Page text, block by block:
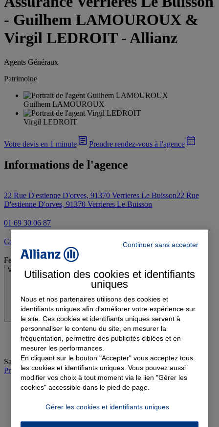
- Guilhem LAMOUROUX &
Virgil LEDROIT - Allianz
Agents Généraux
Patrimoine
Guilhem LAMOUROUX
Virgil LEDROIT
Votre devis en 1 minute Prendre rendez-vous à l'agence
Informations de l'agence
22 Rue D'estienne D'orves, 91370 Verrieres Le Buisson22 Rue
D'estienne D'orves, 91370 Verrieres Le Buisson
01 69 30 06 87
Contacter l'agence par e-mail
Fermé
Voir les horaires
Samedi: 09:30-12:30
Prendre rendez-vous à l'agence
Continuer sans accepter
Utilisation des cookies et identifiants
uniques
Nous et nos partenaires utilisons des cookies et
identifiants uniques afin d'améliorer votre expérience sur
le site. Ces cookies et identifiants uniques servent à
personnaliser le contenu du site, en mesurer la
fréquentation, permettre des publicités ciblées et en
mesurer les performances.
En cliquant sur le bouton "Accepter" vous acceptez tous
les cookies et identifiants uniques. Vous pouvez aussi
modifier vos choix à tout moment via le lien "Gérer les
cookies" accessible dans le pied de page.
Gérer les cookies et identifiants uniques